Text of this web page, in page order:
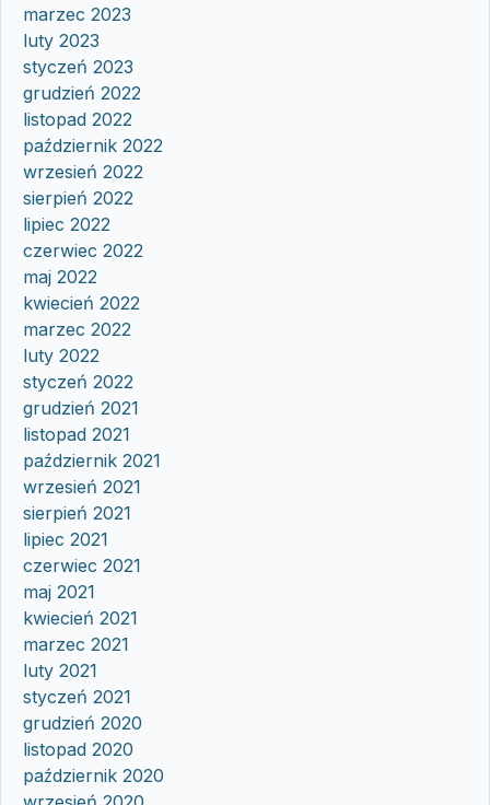
marzec 2023
luty 2023
styczeń 2023
grudzień 2022
listopad 2022
październik 2022
wrzesień 2022
sierpień 2022
lipiec 2022
czerwiec 2022
maj 2022
kwiecień 2022
marzec 2022
luty 2022
styczeń 2022
grudzień 2021
listopad 2021
październik 2021
wrzesień 2021
sierpień 2021
lipiec 2021
czerwiec 2021
maj 2021
kwiecień 2021
marzec 2021
luty 2021
styczeń 2021
grudzień 2020
listopad 2020
październik 2020